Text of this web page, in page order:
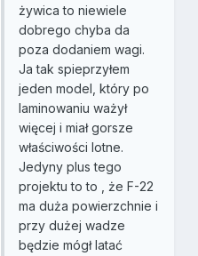
żywica to niewiele
dobrego chyba da
poza dodaniem wagi.
Ja tak spieprzyłem
jeden model, który po
laminowaniu ważył
więcej i miał gorsze
właściwości lotne.
Jedyny plus tego
projektu to to , że F-22
ma duża powierzchnie i
przy dużej wadze
będzie mógł latać